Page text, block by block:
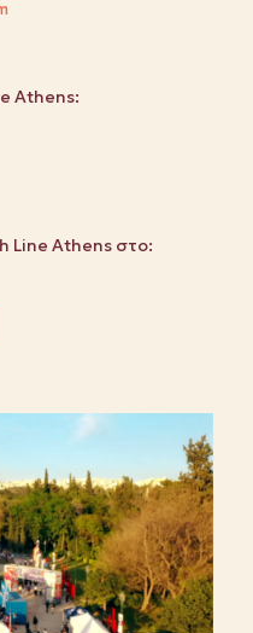
Athens:
Line Athens στο: